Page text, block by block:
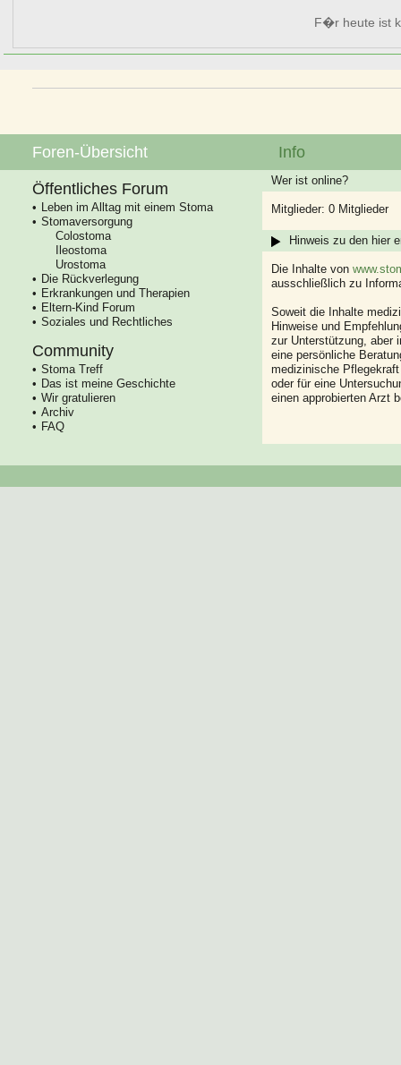
F�r heute ist
Foren-Übersicht
Öffentliches Forum
Leben im Alltag mit einem Stoma
Stomaversorgung
Colostoma
Ileostoma
Urostoma
Die Rückverlegung
Erkrankungen und Therapien
Eltern-Kind Forum
Soziales und Rechtliches
Community
Stoma Treff
Das ist meine Geschichte
Wir gratulieren
Archiv
FAQ
Info
Wer ist online?
Mitglieder: 0 Mitglieder
Hinweis zu den hier
Die Inhalte von
ausschließlich zu
Soweit die Inhalte
Hinweise und
zur Unterstützung, aber
eine persönliche
medizinische
oder für eine
einen approbierten Arzt